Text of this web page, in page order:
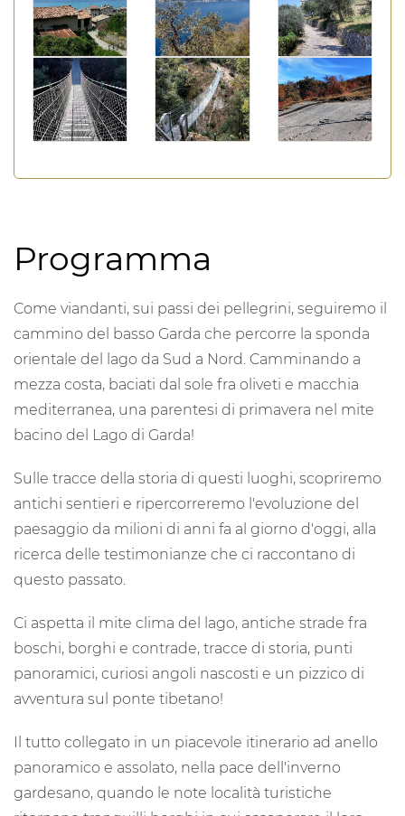
Programma
Come viandanti, sui passi dei pellegrini, seguiremo il
cammino del basso Garda che percorre la sponda
orientale del lago da Sud a Nord. Camminando a
mezza costa, baciati dal sole fra oliveti e macchia
mediterranea, una parentesi di primavera nel mite
bacino del Lago di Garda!
Sulle tracce della storia di questi luoghi, scopriremo
antichi sentieri e ripercorreremo l'evoluzione del
paesaggio da milioni di anni fa al giorno d'oggi, alla
ricerca delle testimonianze che ci raccontano di
questo passato.
Ci aspetta il mite clima del lago, antiche strade fra
boschi, borghi e contrade, tracce di storia, punti
panoramici, curiosi angoli nascosti e un pizzico di
avventura sul ponte tibetano!
Il tutto collegato in un piacevole itinerario ad anello
panoramico e assolato, nella pace dell'inverno
gardesano, quando le note località turistiche